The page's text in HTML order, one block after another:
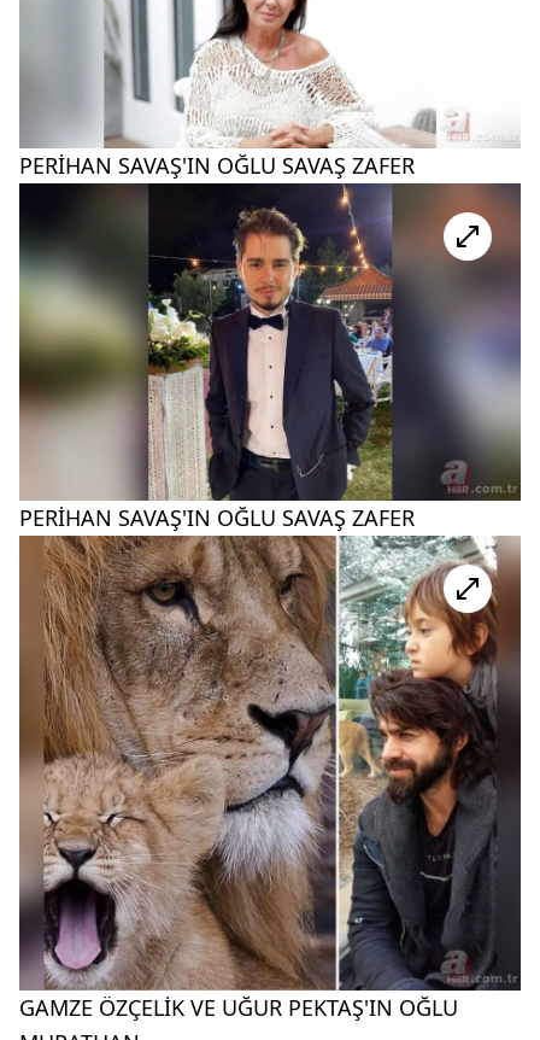
PERİHAN SAVAŞ'IN OĞLU SAVAŞ ZAFER
PERİHAN SAVAŞ'IN OĞLU SAVAŞ ZAFER
GAMZE ÖZÇELİK VE UĞUR PEKTAŞ'IN OĞLU